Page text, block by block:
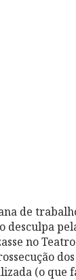
de
desculpa
no
(o que